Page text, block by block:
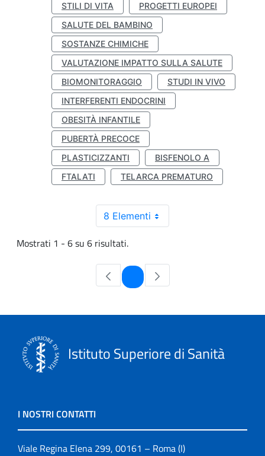
STILI DI VITA
PROGETTI EUROPEI
SALUTE DEL BAMBINO
SOSTANZE CHIMICHE
VALUTAZIONE IMPATTO SULLA SALUTE
BIOMONITORAGGIO
STUDI IN VIVO
INTERFERENTI ENDOCRINI
OBESITÀ INFANTILE
PUBERTÀ PRECOCE
PLASTICIZZANTI
BISFENOLO A
FTALATI
TELARCA PREMATURO
8 Elementi
Mostrati 1 - 6 su 6 risultati.
Pagina
Istituto Superiore di Sanità
I NOSTRI CONTATTI
Viale Regina Elena 299, 00161 – Roma (I)